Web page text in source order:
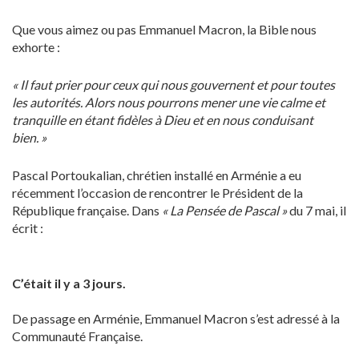
Que vous aimez ou pas Emmanuel Macron, la Bible nous
exhorte :
« Il faut prier pour ceux qui nous gouvernent et pour toutes
les autorités. Alors nous pourrons mener une vie calme et
tranquille en étant fidèles à Dieu et en nous conduisant
bien. »
Pascal Portoukalian, chrétien installé en Arménie a eu
récemment l’occasion de rencontrer le Président de la
République française. Dans « La Pensée de Pascal »du 7 mai, il
écrit :
C’était il y a 3 jours.
De passage en Arménie, Emmanuel Macron s’est adressé à la
Communauté Française.